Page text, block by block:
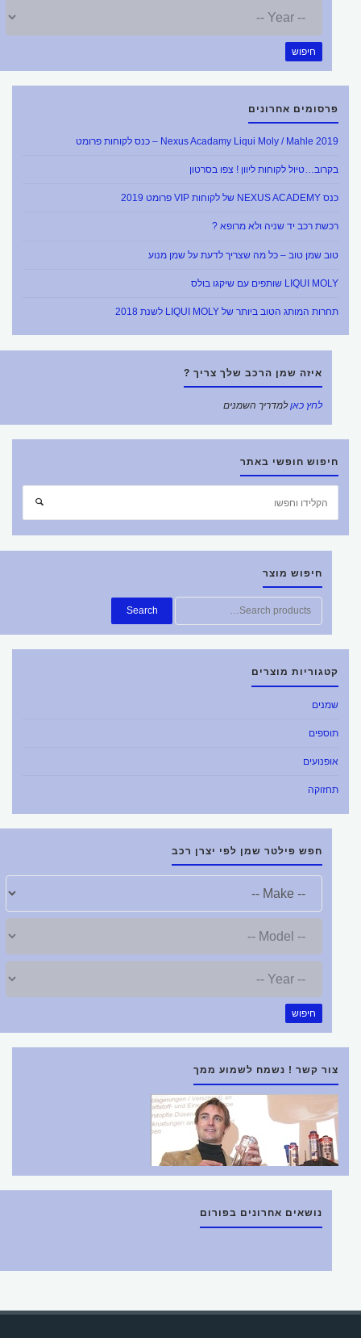
חיפוש
פרסומים אחרונים
Nexus Acadamy Liqui Moly / Mahle 2019 – כנס לקוחות פרומט
בקרוב…טיול לקוחות ליוון ! צפו בסרטון
כנס NEXUS ACADEMY של לקוחות VIP פרומט 2019
רכשת רכב יד שניה ולא מרופא ?
טוב שמן טוב – כל מה שצריך לדעת על שמן מנוע
LIQUI MOLY שותפים עם שיקגו בולס
תחרות המותג הטוב ביותר של LIQUI MOLY לשנת 2018
איזה שמן הרכב שלך צריך ?
לחץ כאןלמדריך השמנים
חיפוש חופשי באתר
חיפוש
חיפוש מוצר
חפש
את:
Search
קטגוריות מוצרים
שמנים
תוספים
אופנועים
תחזוקה
חפש פילטר שמן לפי יצרן רכב
חיפוש
צור קשר ! נשמח לשמוע ממך
נושאים אחרונים בפורום